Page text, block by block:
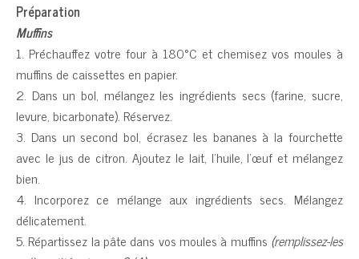
Préparation
Muffins
1. Préchauffez votre four à 180°C et chemisez vos moules à
muffins de caissettes en papier.
2. Dans un bol, mélangez les ingrédients secs (farine, sucre,
levure, bicarbonate). Réservez.
3. Dans un second bol, écrasez les bananes à la fourchette
avec le jus de citron. Ajoutez le lait, l’huile, l’œuf et mélangez
bien.
4. Incorporez ce mélange aux ingrédients secs. Mélangez
délicatement.
5. Répartissez la pâte dans vos moules à muffins (remplissez-les